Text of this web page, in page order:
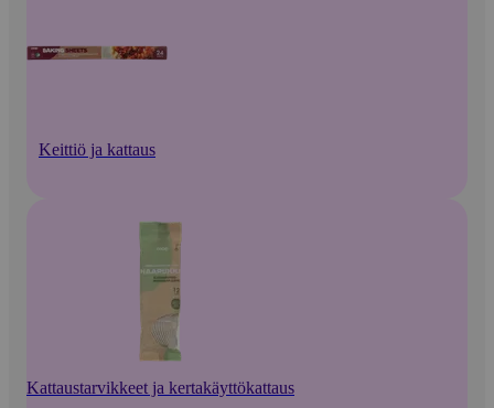
Keittiö ja kattaus
Kattaustarvikkeet ja kertakäyttökattaus